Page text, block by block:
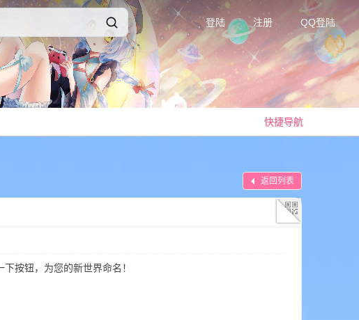
登陆 注册 QQ登陆
快捷导航
返回列表
按钮，为您的新世界命名！